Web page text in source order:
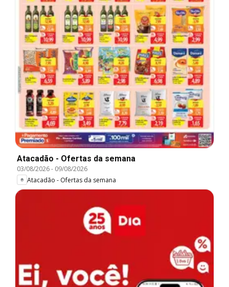
Atacadão - Ofertas da semana
03/08/2026- 09/08/2026
Atacadão - Ofertas da semana